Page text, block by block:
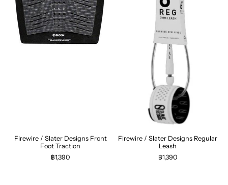
Firewire / Slater Designs Front
Foot Traction
฿1,390
Firewire / Slater Designs Regular
Leash
฿1,390